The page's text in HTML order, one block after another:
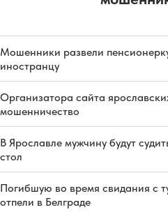
Мошенники развели
иностранцу
Организатора сайта
мошенничество
В Ярославле мужчину будут
стол
Погибшую во время свидания с
отпели в Белграде